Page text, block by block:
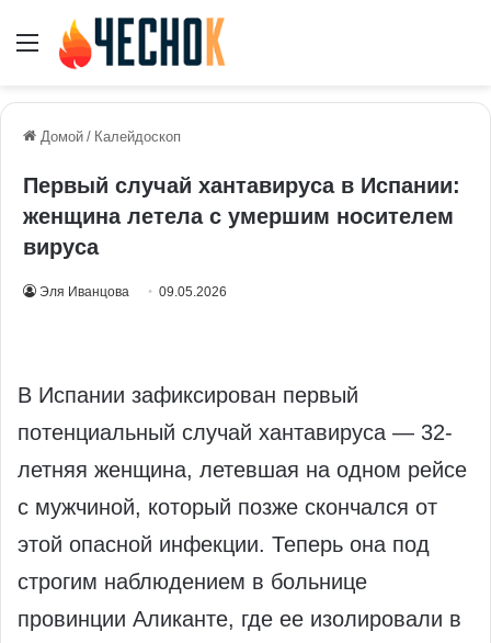
Меню
Домой / Калейдоскоп
Первый случай хантавируса в Испании:
женщина летела с умершим носителем
вируса
Эля Иванцова 09.05.2026
В Испании зафиксирован первый
потенциальный случай хантавируса — 32-
летняя женщина, летевшая на одном рейсе
с мужчиной, который позже скончался от
этой опасной инфекции. Теперь она под
строгим наблюдением в больнице
провинции Аликанте, где ее изолировали в